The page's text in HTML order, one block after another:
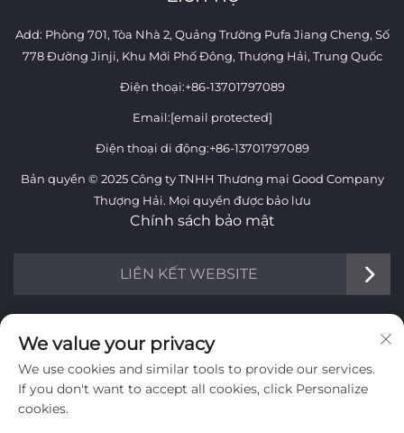
Add: Phòng 701, Tòa Nhà 2, Quảng Trường Pufa Jiang Cheng, Số
778 Đường Jinji, Khu Mới Phố Đông, Thượng Hải, Trung Quốc
Điện thoại:+86-13701797089
Email:[email protected]
Điện thoại di động:+86-13701797089
Bản quyền © 2025 Công ty TNHH Thương mại Good Company
Thượng Hải. Mọi quyền được bảo lưu
Chính sách bảo mật
LIÊN KẾT WEBSITE
THÔNG TIN
Đăng ký nhận bản tin hàng tuần của chúng tôi
We value your privacy
We use cookies and similar tools to provide our services.
If you don't want to accept all cookies, click Personalize
cookies.